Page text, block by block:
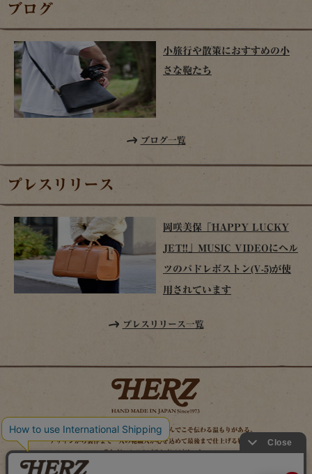
ブログ
小旅行や散策におすすめの小
さな鞄たち
ブログ一覧
プレスリリース
岡咲美保「HAPPY LUCKY
JET!!」MUSIC VIDEOにヘル
ツのパドレボストン(V-5)が使
用されています
プレスリリース一覧
時を経てこそ解る味わいがある。使い込んでこそ伝わる温もりがある。
デザインから製作まで一人の鞄職人が心を込めて最後まで仕上げる鞄作り。
それがヘルツのブランドスピリット。